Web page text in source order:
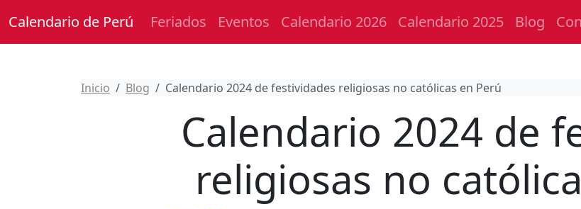
Calendario de Perú Feriados Eventos Calendario 2026 Calendario 2025 Blog
Inicio Blog Calendario 2024 de festividades religiosas no católicas en Perú
Calendario 2024 de
religiosas no